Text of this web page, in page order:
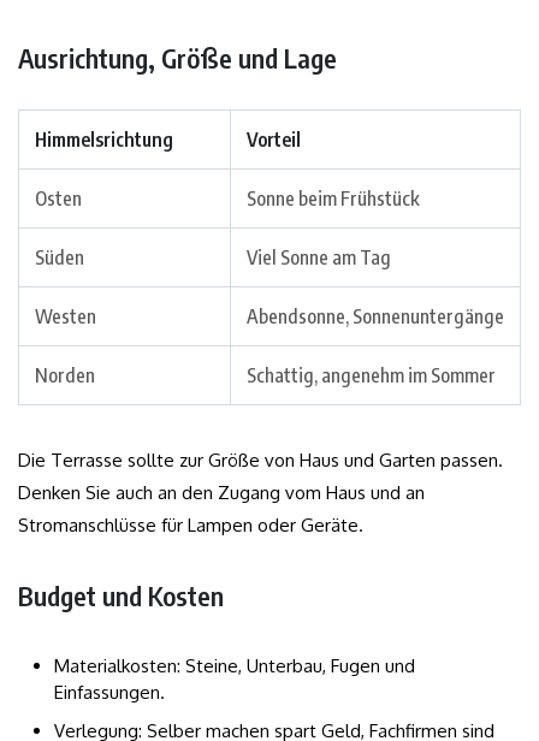
Ausrichtung, Größe und Lage
Himmelsrichtung Vorteil
Osten Sonne beim Frühstück
Süden Viel Sonne am Tag
Westen Abendsonne, Sonnenuntergänge
Norden Schattig, angenehm im Sommer
Die Terrasse sollte zur Größe von Haus und Garten passen.
Denken Sie auch an den Zugang vom Haus und an
Stromanschlüsse für Lampen oder Geräte.
Budget und Kosten
Materialkosten: Steine, Unterbau, Fugen und
Einfassungen.
Verlegung: Selber machen spart Geld, Fachfirmen sind